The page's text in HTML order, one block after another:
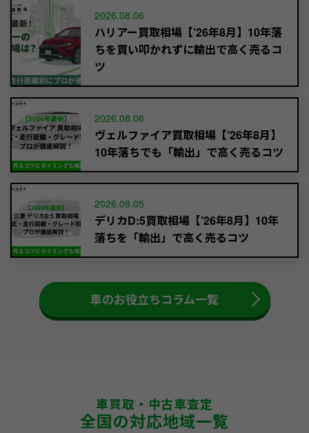
2026.08.06
ハリアー買取相場【’26年8月】10年落
ちを買い叩かれずに輸出で高く売るコ
ツ
2026.08.06
ヴェルファイア買取相場【’26年8月】
10年落ちでも「輸出」で高く売るコツ
2026.08.05
デリカD:5買取相場【’26年8月】10年
落ちを「輸出」で高く売るコツ
車のお役立ちコラム一覧
車買取・中古車査定
全国の対応地域一覧